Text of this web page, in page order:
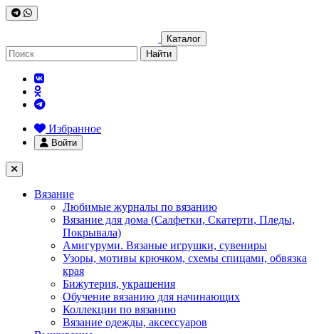
Каталог
Найти
Избранное
Войти
Вязание
Любимые журналы по вязанию
Вязание для дома (Салфетки, Скатерти, Пледы,
Покрывала)
Амигуруми. Вязаные игрушки, сувениры
Узоры, мотивы крючком, схемы спицами, обвязка
края
Бижутерия, украшения
Обучение вязанию для начинающих
Коллекции по вязанию
Вязание одежды, аксессуаров